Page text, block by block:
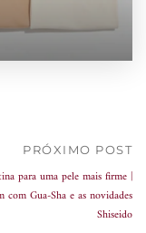
PRÓXIMO POST
para uma pele mais firme |
com Gua-Sha e as novidades
Shiseido